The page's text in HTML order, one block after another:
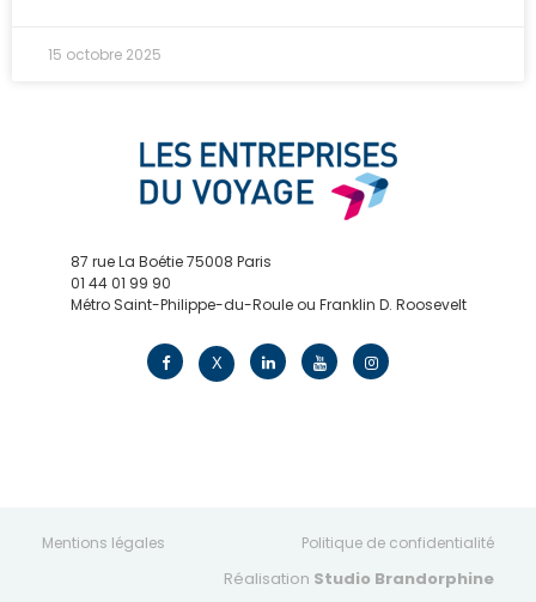
15 octobre 2025
87 rue La Boétie 75008 Paris
01 44 01 99 90
Métro Saint-Philippe-du-Roule ou Franklin D. Roosevelt
X
Mentions légales Politique de confidentialité
Réalisation Studio Brandorphine